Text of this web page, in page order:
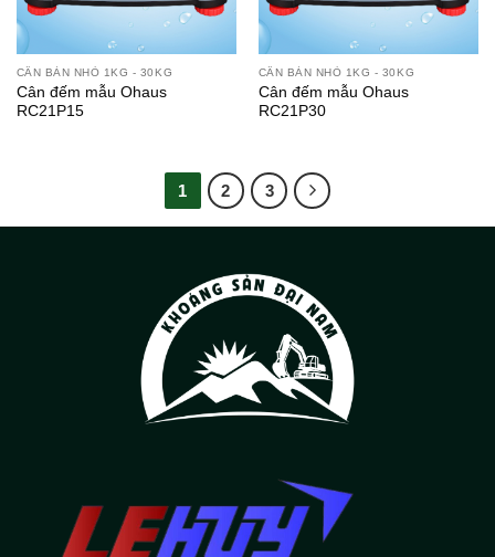
CÂN BÀN NHỎ 1KG - 30KG
Cân đếm mẫu Ohaus
RC21P15
CÂN BÀN NHỎ 1KG - 30KG
Cân đếm mẫu Ohaus
RC21P30
1 2 3